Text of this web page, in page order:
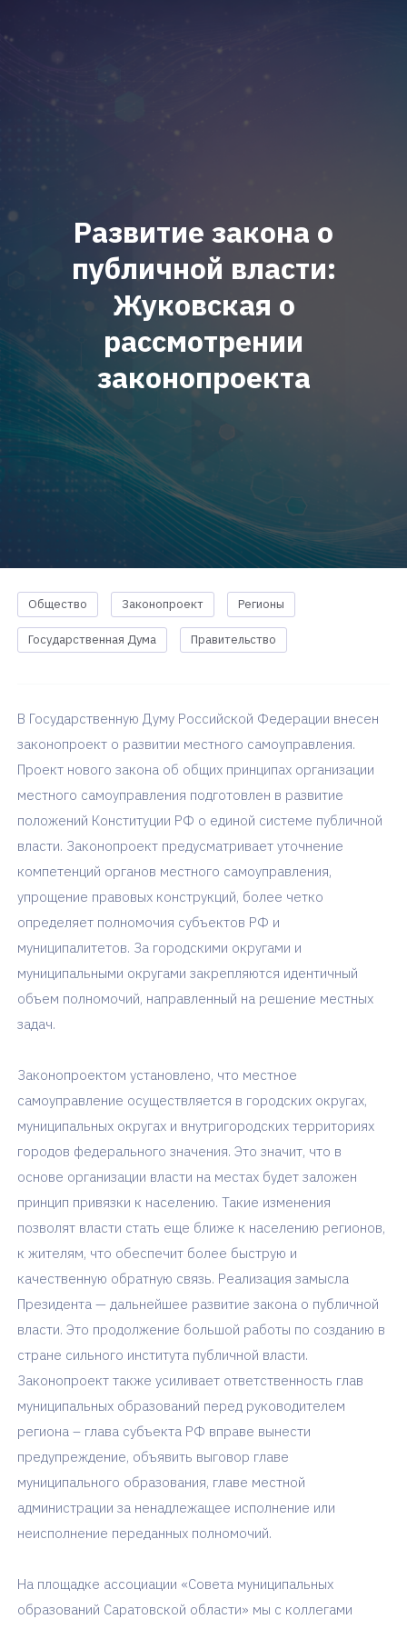
Развитие закона о
публичной власти:
Жуковская о
рассмотрении
законопроекта
Общество Законопроект Регионы
Государственная Дума Правительство
В Государственную Думу Российской Федерации внесен
законопроект о развитии местного самоуправления.
Проект нового закона об общих принципах организации
местного самоуправления подготовлен в развитие
положений Конституции РФ о единой системе публичной
власти. Законопроект предусматривает уточнение
компетенций органов местного самоуправления,
упрощение правовых конструкций, более четко
определяет полномочия субъектов РФ и
муниципалитетов. За городскими округами и
муниципальными округами закрепляются идентичный
объем полномочий, направленный на решение местных
задач.
Законопроектом установлено, что местное
самоуправление осуществляется в городских округах,
муниципальных округах и внутригородских территориях
городов федерального значения. Это значит, что в
основе организации власти на местах будет заложен
принцип привязки к населению. Такие изменения
позволят власти стать еще ближе к населению регионов,
к жителям, что обеспечит более быструю и
качественную обратную связь. Реализация замысла
Президента — дальнейшее развитие закона о публичной
власти. Это продолжение большой работы по созданию в
стране сильного института публичной власти.
Законопроект также усиливает ответственность глав
муниципальных образований перед руководителем
региона – глава субъекта РФ вправе вынести
предупреждение, объявить выговор главе
муниципального образования, главе местной
администрации за ненадлежащее исполнение или
неисполнение переданных полномочий.
На площадке ассоциации «Совета муниципальных
образований Саратовской области» мы с коллегами